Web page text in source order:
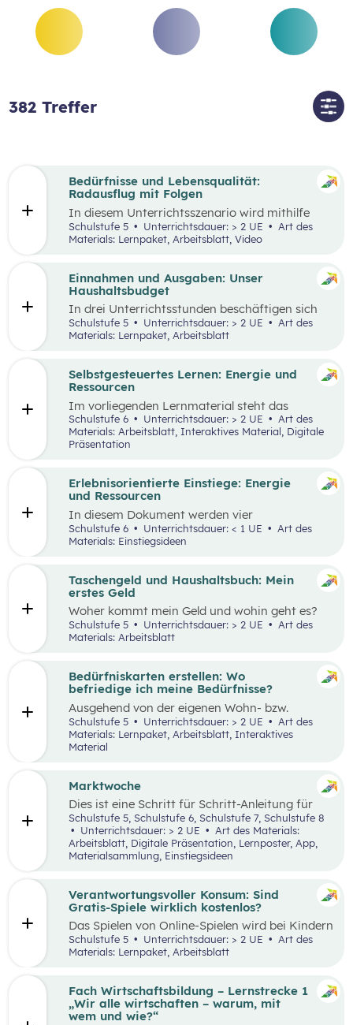
382 Treffer
Erlebnisorientierte Einstiege: Energie
und Ressourcen
In diesem Dokument werden vier
Einstiegsideen für den Kompetenzbereich
„Nachhaltiger Umgang mit Energie und
Ressourcen“ präsentiert.
Schulstufe 6 Unterrichtsdauer: < 1 UE
Materials: Einstiegsideen
Bedürfniskarten erstellen: Wo
befriedige ich meine Bedürfnisse?
Ausgehend von der eigenen Wohn- bzw.
Schulortgemeinde sollen die Schüler:innen ihre
Umgebung analysieren und eine eigene
Bedürfniskarte (mit Scribble Maps) erstellen
befriedige ich meine Bedürfnisse?“ Der Fokus
Bedürfnisbefriedigung durch Unternehmen.
Schulstufe 5 Unterrichtsdauer: > 2 UE
Materials: Lernpaket, Arbeitsblatt, Interaktives
Material
Taschengeld und Haushaltsbuch: Mein
erstes Geld
Woher kommt mein Geld und wohin geht es?
Was ist ein Haushaltsbuch und wofür brauche
ich es? Geld ist im Alltag vieler Mensch präsent
Schüler:innen an das Thema Geld herangeführt
werden.
Schulstufe 5 Unterrichtsdauer: > 2 UE
Art des
Materials: Arbeitsblatt
Verantwortungsvoller Konsum: Sind
Gratis-Spiele wirklich kostenlos?
Das Spielen von Online-Spielen wird bei Kindern
und Jugendlichen immer beliebter. Während
Spielen viele Vorteile mit sich bringt, ist es
aufmerksam zu machen. Das vorliegende Lehr-
und Lernmaterial setzt sich aus zwei
aufeinander aufbauenden Teilen zusammen, die
Schulstufe 5 Unterrichtsdauer: > 2 UE
Art des
Materials: Lernpaket, Arbeitsblatt
Einnahmen und Ausgaben: Unser
Haushaltsbudget
In drei Unterrichtsstunden beschäftigen sich
die Schüler:innen mit den Einnahmen und
Ausgaben von Haushalten.
Schulstufe 5 Unterrichtsdauer: > 2 UE
Materials: Lernpaket, Arbeitsblatt
Bedürfnisse und Lebensqualität:
Radausflug mit Folgen
In diesem Unterrichtsszenario wird mithilfe
eines Kurzvideos und zusätzlichem Material der
Fokus auf finanzielle Entscheidungen und
Bedürfnisse gelegt. Kinder und Jugendliche
Entscheidungen. Dabei gilt es, Bedürfnisse und
Prioritäten, aber auch die eigenen finanziellen
Möglichkeiten zu berücksichtigen. Oft möchte
man mehr haben, als man sich leisten kann und
muss aufgrund der Knappheit auf etwas
verzichten. Konsum ist jedoch nicht die einzige
Schulstufe 5 Unterrichtsdauer: > 2 UE
Materials: Lernpaket, Arbeitsblatt, Video
Selbstgesteuertes Lernen: Energie und
Ressourcen
Im vorliegenden Lernmaterial steht das
selbstgesteuerte Lernen im Vordergrund. Es
werden die wesentlichen Ressourcen und
Energieträger für die Wirtschaft und unser
Schulstufe 6 Unterrichtsdauer: > 2 UE
Art des
Materials: Arbeitsblatt, Interaktives Material, Digitale
Präsentation
Fach Wirtschaftsbildung – Lernstrecke 1
„Wir alle wirtschaften – warum, mit
wem und wie?“
Marktwoche
Dies ist eine Schritt für Schritt-Anleitung für
Lehrer:innen, die mit Jugendlichen ein echtes
Verkaufserlebnis organisieren wollen: Vom
Einstieg(Was haben Jugendliche erfunden?)
überZiele setzen bis hin zum gesamten Design
Thinking-Prozess
Preis berechnen
beschrieben. Tipps und Tricks rund um den
Markt-Tag selbst, sowie ein Vorschlag, wie das
Erlebnis gefeiert und präsentiert werden kann,
sind ebenfalls enthalten.
Schulstufe 5, Schulstufe 6, Schulstufe 7, Schulstufe 8
Unterrichtsdauer: > 2 UE
Arbeitsblatt, Digitale Präsentation, Lernposter, App,
Materialsammlung, Einstiegsideen